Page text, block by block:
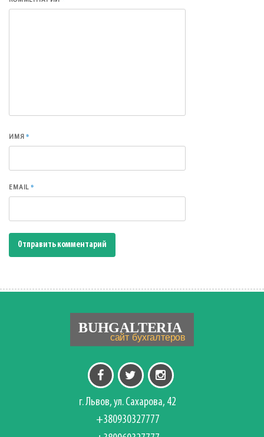
ИМЯ*
EMAIL*
г. Львов, ул. Сахарова, 42
+380930327777